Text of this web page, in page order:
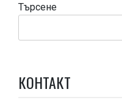
Търсене
КОНТАКТ